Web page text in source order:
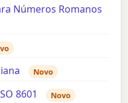
Números Romanos
Novo
8601 Novo